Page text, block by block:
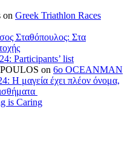
on Greek Triathlon Races
Σταθόπουλος: Στα
Participants’ list
on 6ο OCEANMAN
Η μαγεία έχει πλέον όνομα,
is Caring